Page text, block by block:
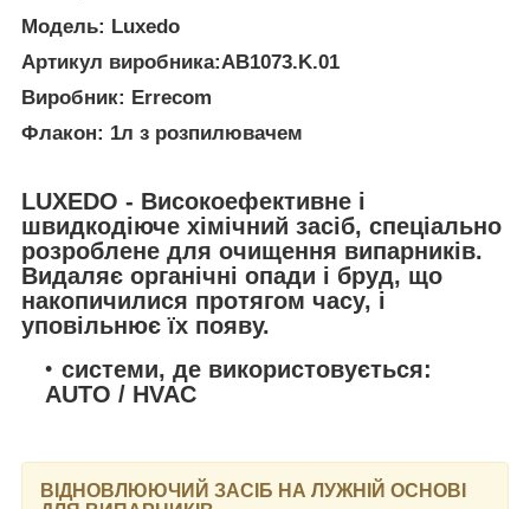
Модель: Luxedo
Артикул виробника:AB1073.K.01
Виробник: Errecom
Флакон: 1л з розпилювачем
LUXEDO - Високоефективне і
швидкодіюче хімічний засіб, спеціально
розроблене для очищення випарників.
Видаляє органічні опади і бруд, що
накопичилися протягом часу, і
уповільнює їх появу.
системи, де використовується:
AUTO / HVAC
ВІДНОВЛЮЮЧИЙ ЗАСІБ НА ЛУЖНІЙ ОСНОВІ